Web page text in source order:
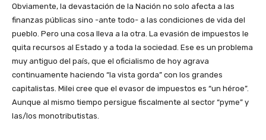
Obviamente, la devastación de la Nación no solo afecta a las
finanzas públicas sino -ante todo- a las condiciones de vida del
pueblo. Pero una cosa lleva a la otra. La evasión de impuestos le
quita recursos al Estado y a toda la sociedad. Ese es un problema
muy antiguo del país, que el oficialismo de hoy agrava
continuamente haciendo “la vista gorda” con los grandes
capitalistas. Milei cree que el evasor de impuestos es “un héroe”.
Aunque al mismo tiempo persigue fiscalmente al sector “pyme” y
las/los monotributistas.